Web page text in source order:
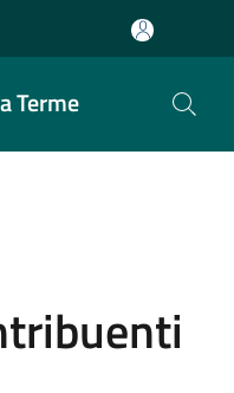
Terme